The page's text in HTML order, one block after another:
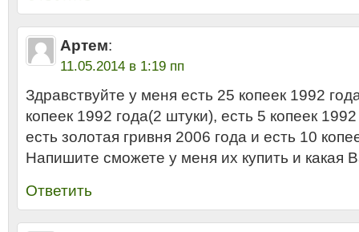
Артем:
11.05.2014 в 1:19 пп
Здравствуйте у меня есть 25 копеек 1992
копеек 1992 года(2 штуки), есть 5 копеек
есть золотая гривня 2006 года и есть 10
Напишите сможете у меня их купить и какая
Ответить